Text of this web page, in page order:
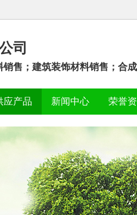
司
售；建筑装饰材料销售；合
应产品 新闻中心 荣誉